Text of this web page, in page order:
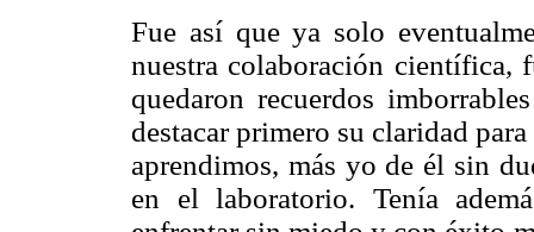
Fue así que ya solo
nuestra colaboración científica,
quedaron recuerdos
destacar primero su claridad
aprendimos, más yo de él sin
en el laboratorio. Tenía